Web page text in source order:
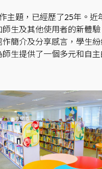
主題，已經歷了25年。
生及其他使用者的新體
簡介及分享感言，學生
生提供了一個多元和自主